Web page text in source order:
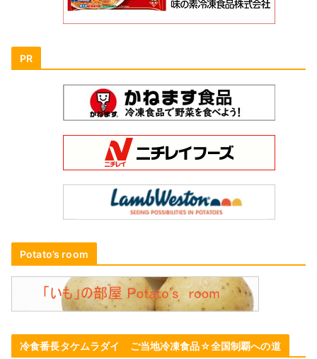
PR
Potato’s room
冷食番長タケムラダイ ご当地冷凍食品☆全国制覇への道